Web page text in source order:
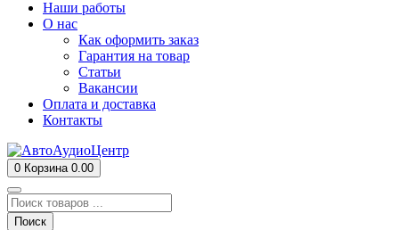
Наши работы
О нас
Как оформить заказ
Гарантия на товар
Статьи
Вакансии
Оплата и доставка
Контакты
0 Корзина 0.00
Поиск